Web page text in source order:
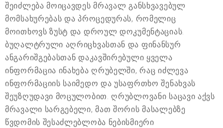
შეიძლება მოიცავდეს მრავალ განსხვავებულ
მომსახურებას და პროცედურას, რომელიც
მოითხოვს ზუსტ და დროულ დოკუმენტაციას.
ბუღალტრული აღრიცხვასთან და ფინანსურ
ანგარიშგებასთან დაკავშირებული ყველა
ინფორმაცია ინახება ღრუბელში, რაც იძლევა
ინფორმაციის საიმედო და უსაფრთხო შენახვას
შეუზღუდავი მოცულობით. ღრუბლოვანი საცავი აქვს
მრავალი სარგებელი, მათ შორის მასალებზე
წვდომის შესაძლებლობა ნებისმიერი